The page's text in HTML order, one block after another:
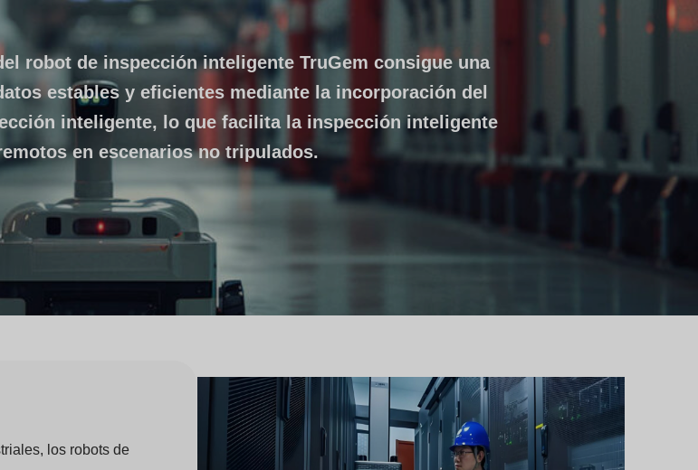
robot de inspección inteligente TruGem consigue una
estables y eficientes mediante la incorporación del
inteligente, lo que facilita la inspección inteligente
en escenarios no tripulados.
los robots de